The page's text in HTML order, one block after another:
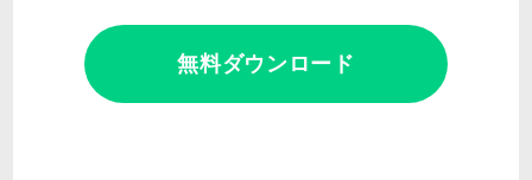
無料ダウンロード